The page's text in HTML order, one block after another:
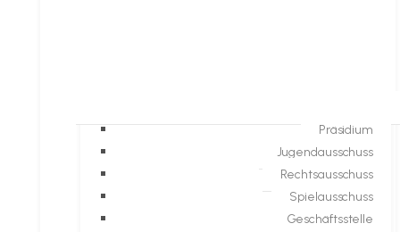
Präsidium
Jugendausschuss
Rechtsausschuss
Spielausschuss
Geschäftsstelle